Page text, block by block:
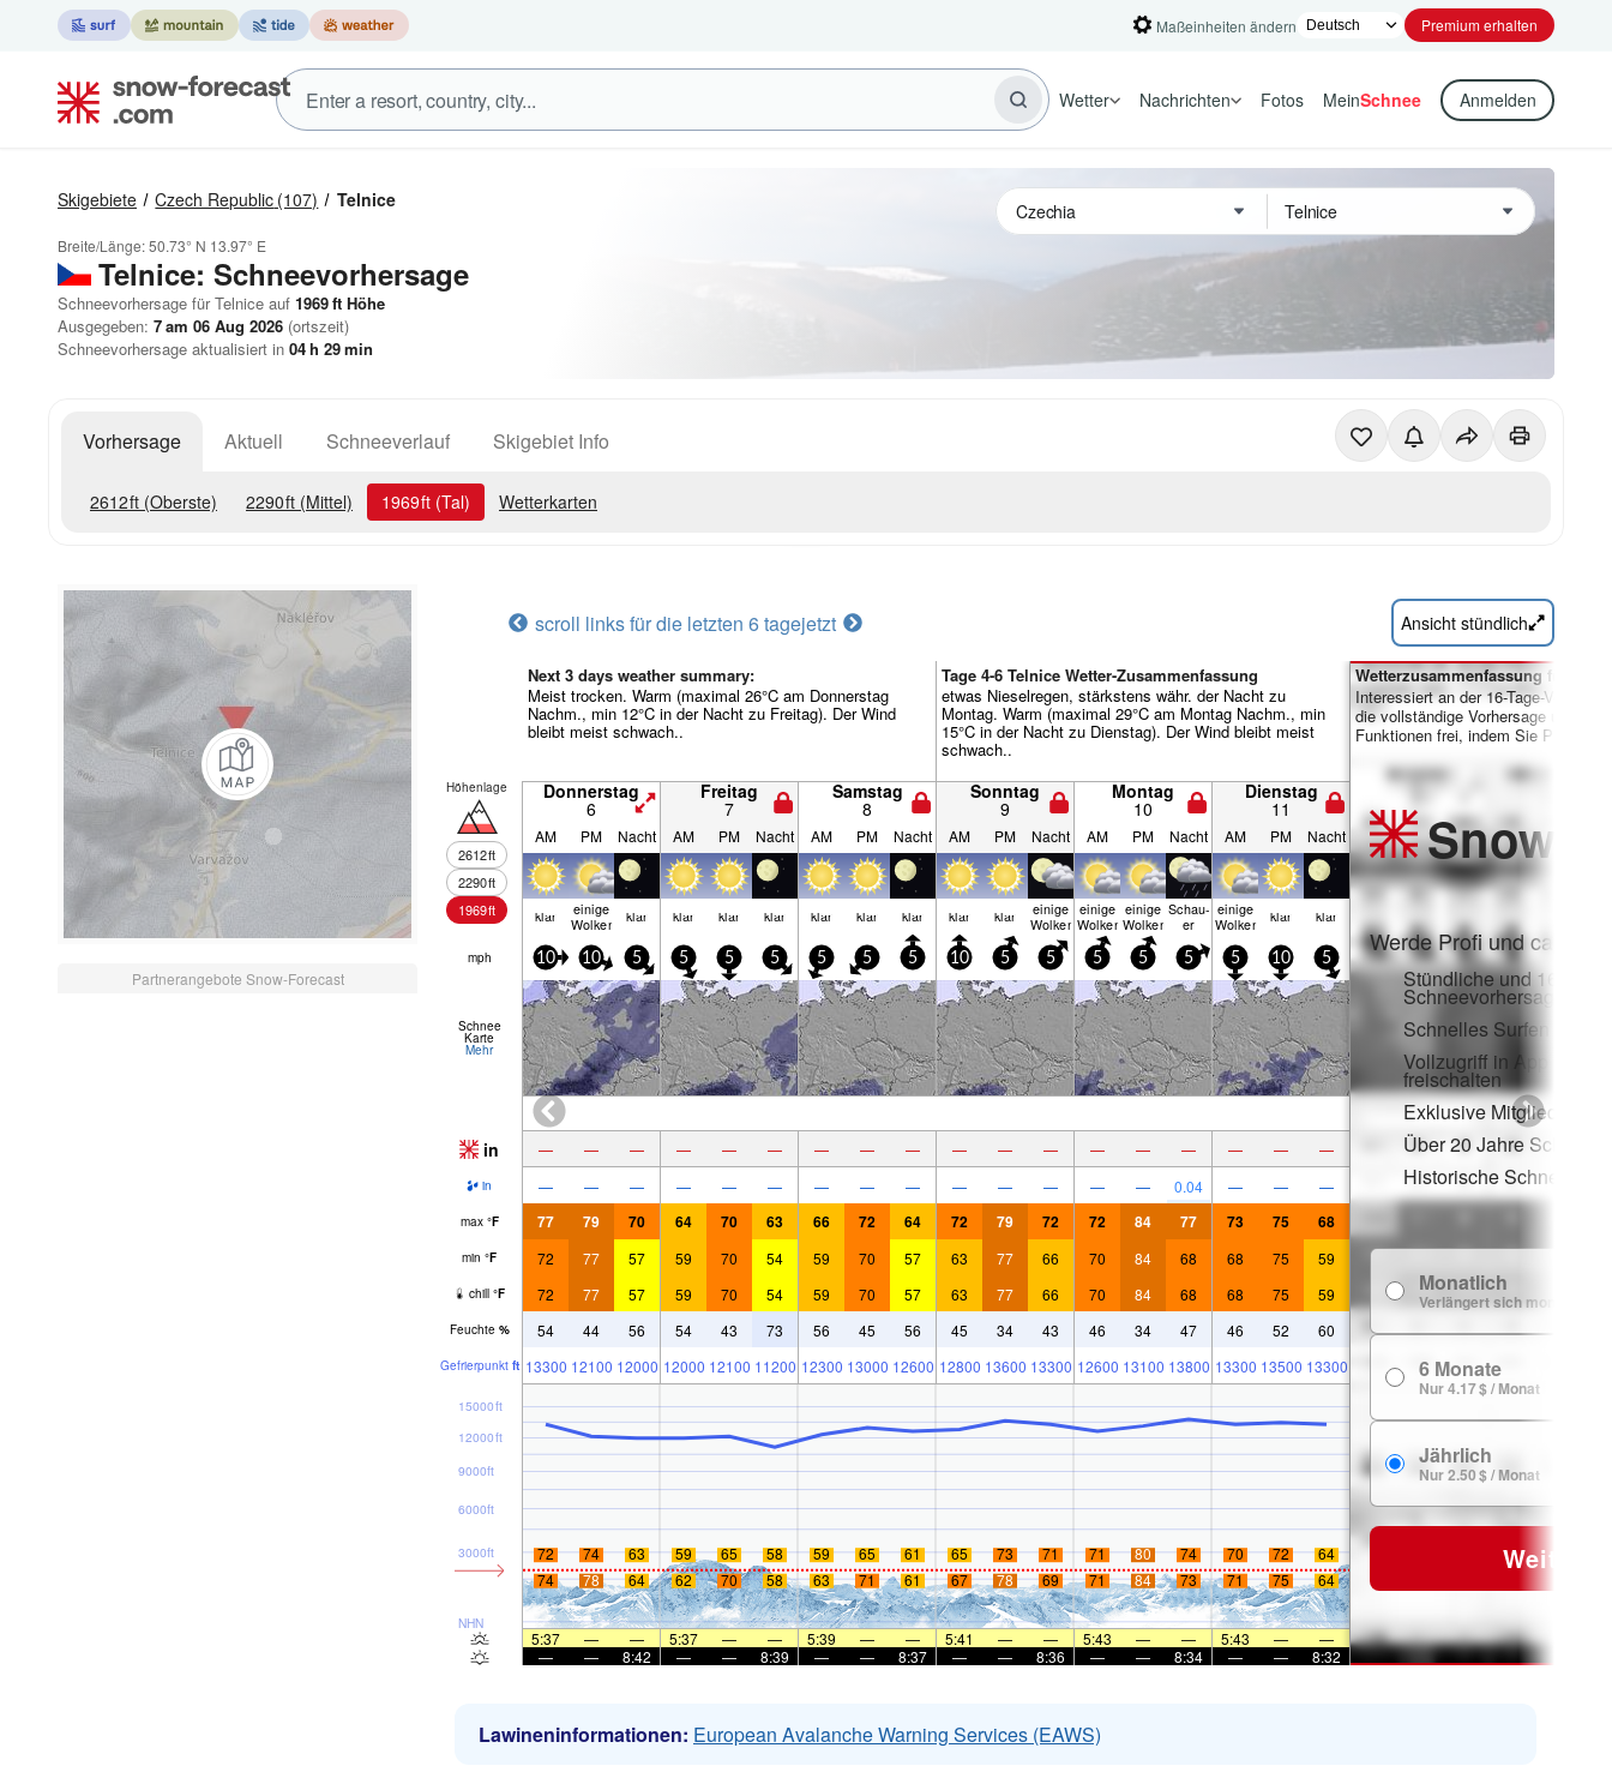
Maßeinheiten ändern Premium erhalten
Wetter Nachrichten Fotos MeinSchnee Anmelden
Skigebiete Czech Republic (107) Telnice
Breite/Länge:50.73° N 13.97° E
Telnice: Schneevorhersage
Schneevorhersage für Telnice auf 1969ft Höhe
Ausgegeben: 7 am 06 Aug 2026 (ortszeit)
Schneevorhersage aktualisiert in 04h 29min
Vorhersage Aktuell Schneeverlauf Skigebiet Info
2612ft (Oberste) 2290ft (Mittel) 1969ft (Tal) Wetterkarten
Partnerangebote Snow-Forecast
scroll links für die letzten 6 tagejetzt Ansicht stündlich
Next 3 days weather summary:
Meist trocken. Warm (maximal 26°C am Donnerstag
Nachm., min 12°C in der Nacht zu Freitag). Der Wind
bleibt meist schwach..
Tage 4-6 Telnice Wetter-Zusammenfassung
etwas Nieselregen, stärkstens währ. der Nacht zu
Montag. Warm (maximal 29°C am Montag Nachm., min
15°C in der Nacht zu Dienstag). Der Wind bleibt meist
schwach..
Höhenlage
2612ft
2290ft
1969ft
Donnerstag
6
Freitag
7
Samstag
8
Sonntag
9
Montag
10
Dienstag
11
AM PM Nacht AM PM Nacht AM PM Nacht AM PM Nacht AM PM Nacht AM PM Nacht
klar einige
Wolken klar klar klar klar klar klar klar klar klar einige
Wolken
einige
Wolken
einige
Wolken
Schau­
er
einige
Wolken klar klar
mph 10 10 5 5 5 5 5 5 5 10 5 5 5 5 5 5 10 5
Schnee
Karte
Mehr
in — — — — — — — — — — — — — — — — — —
in — — — — — — — — — — — — — — 0.04 — — —
max °F 77 79 70 64 70 63 66 72 64 72 79 72 72 84 77 73 75 68
min °F 72 77 57 59 70 54 59 70 57 63 77 66 70 84 68 68 75 59
chill °F 72 77 57 59 70 54 59 70 57 63 77 66 70 84 68 68 75 59
Feuchte % 54 44 56 54 43 73 56 45 56 45 34 43 46 34 47 46 52 60
Gefrier­punkt ft 13300 12100 12000 12000 12100 11200 12300 13000 12600 12800 13600 13300 12600 13100 13800 13300 13500 13300
NHN
3000ft
6000ft
9000ft
12000ft
15000ft
72 74 63 59 65 58 59 65 61 65 73 71 71 80 74 70 72
64
74
78 64 62 70 58 63 71 61 67 78 69 71 84 73 71 75 64
5:37 — — 5:37 — — 5:39 — — 5:41 — — 5:43 — — 5:43 —
—
—
— 8:42 — — 8:39 — — 8:37 — — 8:36 — — 8:34 — — 8:32
Wetterzusammenfassung für Tage
Interessiert an der 16-Tage-
die vollständige Vorhersage und
Funktionen frei, indem Sie Pro-
Snow
Werde Profi und carve
Stündliche und 16-Tage-
Schneevorhersagen
Schnelles Surfen ohne
Vollzugriff in App und
freischalten
Exklusive
Über 20 Jahre
Historische
Monatlich
Verlängert sich monatlich
6 Monate
Nur 4.17 $ / Monat
Jährlich
Nur 2.50 $ / Monat
Weiter
Lawineninformationen: European Avalanche Warning Services (EAWS)